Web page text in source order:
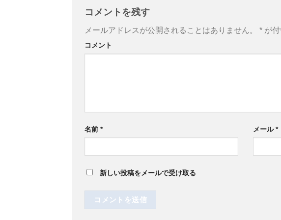
コメントを残す
メールアドレスが公開されることはありません。 * が
コメント
名前 * メール*
新しい投稿をメールで受け取る